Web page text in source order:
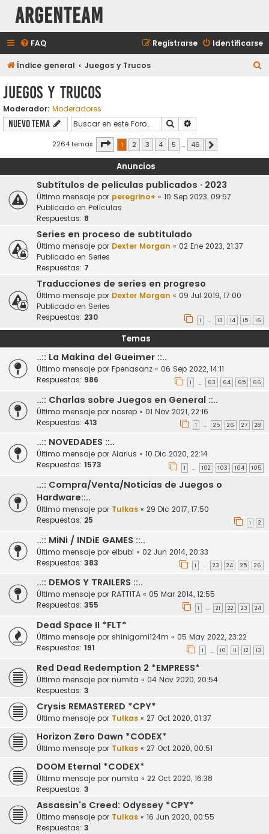
aRGENTeaM
FAQ Identificarse
Registrarse
Índice general Juegos y Trucos
Juegos y Trucos
Moderador: Moderadores
Nuevo Tema Buscar
2264 temas Página de 46
1 2 3 4 5 … 46
Anuncios
Subtítulos de películas publicados · 2023
Último mensaje por peregrino+ « 10 Sep 2023, 09:57
Publicado en Películas
Respuestas: 8
Series en proceso de subtitulado
Último mensaje por Dexter Morgan « 02 Ene 2023, 21:37
Publicado en Series
Respuestas: 7
Traducciones de series en progreso
Último mensaje por Dexter Morgan « 09 Jul 2019, 17:00
Publicado en Series
Respuestas: 230 1 … 13 14 15 16
Temas
..:: La Makina del Gueimer ::..
Último mensaje por Fpenasanz « 06 Sep 2022, 14:11
Respuestas: 986 1 … 63 64 65 66
..:: Charlas sobre Juegos en General ::..
Último mensaje por nosrep « 01 Nov 2021, 22:16
Respuestas: 413 1 … 25 26 27 28
..:: NOVEDADES ::..
Último mensaje por Alarius « 10 Dic 2020, 22:14
Respuestas: 1573 1 … 102 103 104 105
..:: Compra/Venta/Noticias de Juegos o
Hardware::..
Último mensaje por Tulkas « 29 Dic 2017, 17:50
Respuestas: 25 1 2
..:: MiNi / INDiE GAMES ::..
Último mensaje por elbubi « 02 Jun 2014, 20:33
Respuestas: 383 1 … 23 24 25 26
..:: DEMOS Y TRAILERS ::..
Último mensaje por RATTITA « 05 Mar 2014, 12:55
Respuestas: 355 1 … 21 22 23 24
Dead Space II *FLT*
Último mensaje por shinigami124m « 05 May 2022, 23:22
Respuestas: 191 1 … 10 11 12 13
Red Dead Redemption 2 *EMPRESS*
Último mensaje por numita « 04 Nov 2020, 20:54
Respuestas: 3
Crysis REMASTERED *CPY*
Último mensaje por Tulkas « 27 Oct 2020, 01:37
Horizon Zero Dawn *CODEX*
Último mensaje por Tulkas « 27 Oct 2020, 00:51
DOOM Eternal *CODEX*
Último mensaje por numita « 22 Oct 2020, 16:38
Respuestas: 3
Assassin's Creed: Odyssey *CPY*
Último mensaje por Tulkas « 16 Jun 2020, 00:55
Respuestas: 3